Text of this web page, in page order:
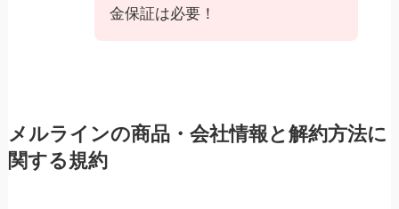
金保証は必要！
メルラインの商品・会社情報と解約方法に
関する規約